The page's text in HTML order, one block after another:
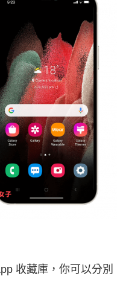
收藏庫，你可以分別